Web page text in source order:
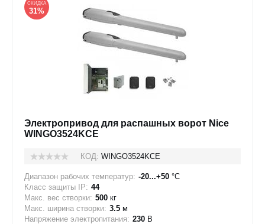
СКИДКА
31%
Электропривод для распашных ворот Nice
WINGO3524KCE
КОД: WINGO3524KCE
Диапазон рабочих температур: -20...+50 °C
Класс защиты IP: 44
Макс. вес створки: 500 кг
Макс. ширина створки: 3.5 м
Напряжение электропитания: 230 В